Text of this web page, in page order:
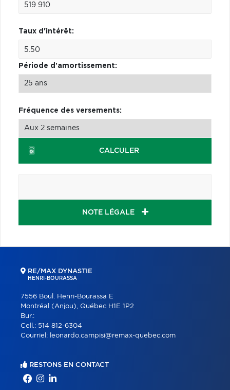
Taux d'intérêt:
Période d'amortissement:
Fréquence des versements:
CALCULER
NOTE LÉGALE
RE/MAX DYNASTIE
HENRI-BOURASSA
7556 Boul. Henri-Bourassa E
Montréal (Anjou), Québec H1E 1P2
Bur.:
Cell.: 514 812-6304
Courriel: leonardo.campisi@remax-quebec.com
RESTONS EN CONTACT